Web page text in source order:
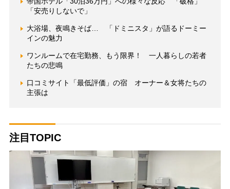
「安売りしないで」
大浴場、夜鳴きそば… 「ドミニスタ」が語るドーミー
インの魅力
ワンルームで在宅勤務、もう限界！ 一人暮らしの若者
たちの悲鳴
口コミサイト「最低評価」の宿 オーナー＆女将たちの
主張は
注目TOPIC